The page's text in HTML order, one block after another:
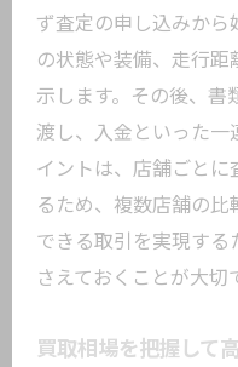
車買取サー
は
中古車買取
大田区の中
き
大田区で中古車
中古車買取
ず査定の申し込みから
の状態や装備、走行
示します。その後、書
渡し、入金といった一
イントは、店舗ごとに
るため、複数店舗の
できる取引を実現する
さえておくことが大切
買取相場を把握して